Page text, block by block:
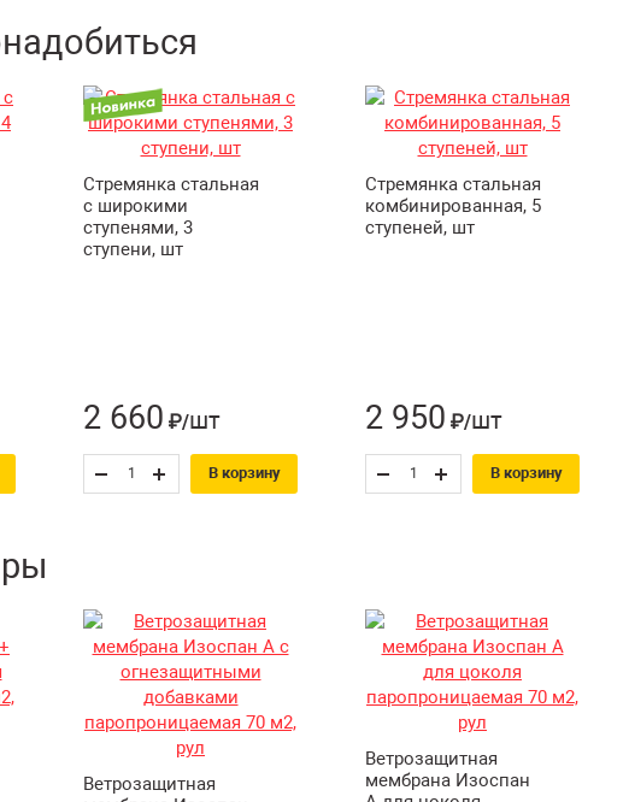
Стремянка стальная
с широкими
ступенями, 3
ступени, шт
2 660 ₽/шт
В корзину
Стремянка стальная
комбинированная, 5
ступеней, шт
2 950 ₽/шт
В корзину
Ветрозащитная
Ветрозащитная
мембрана Изоспан